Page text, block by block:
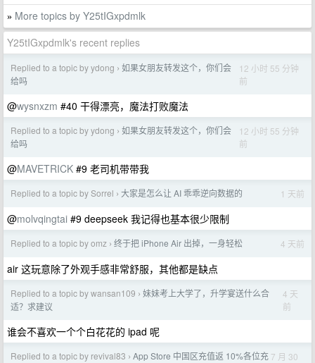
» More topics by Y25tIGxpdmlk
Y25tIGxpdmlk's recent replies
Replied to a topic by ydong › 如果女朋友转发这个，你们会
给吗
12 小时 55 分钟
前
@wysnxzm #40 干得漂亮，魔法打败魔法
Replied to a topic by ydong › 如果女朋友转发这个，你们会
给吗
12 小时 55 分钟
前
@MAVETRICK #9 老司机带带我
Replied to a topic by Sorrel › 大家是怎么让 AI 乖乖逆向数据的 1 天前
@molvqingtai #9 deepseek 我记得也基本很少限制
Replied to a topic by omz › 终于把 iPhone Air 出掉，一身轻松 4 天前
air 这玩意除了外观手感非常舒服，其他都是缺点
Replied to a topic by wansan109 › 妹妹考上大学了，升学宴送什么合
适？求建议
4 天
前
谁会不喜欢一个个白花花的 ipad 呢
Replied to a topic by revival83 › App Store 中国区充值返 10%各位充 7 月 30